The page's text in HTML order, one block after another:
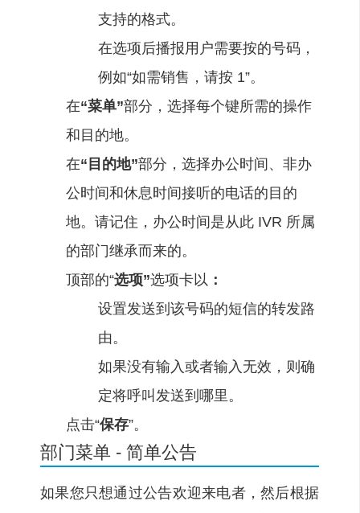
支持的格式。
在选项后播报用户需要按的号码，
例如“如需销售，请按 1”。
在“菜单”部分，选择每个键所需的操作
和目的地。
在“目的地”部分，选择办公时间、非办
公时间和休息时间接听的电话的目的
地。请记住，办公时间是从此 IVR 所属
的部门继承而来的。
顶部的“选项”选项卡以 ：
设置发送到该号码的短信的转发路
由。
如果没有输入或者输入无效，则确
定将呼叫发送到哪里。
点击“保存”。
部门菜单 - 简单公告
如果您只想通过公告欢迎来电者，然后根据